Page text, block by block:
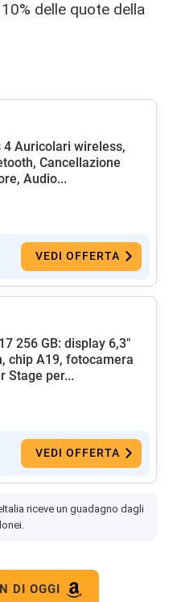
delle quote della
4 Auricolari wireless,
Cancellazione
Audio...
VEDI OFFERTA
256 GB: display 6,3"
chip A19, fotocamera
Stage per...
VEDI OFFERTA
riceve un guadagno dagli
DI OGGI